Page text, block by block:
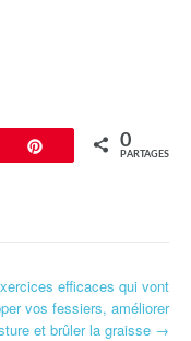
Enregistrer
0
PARTAGES
efficaces qui vont
vos fessiers, améliorer
et brûler la graisse →